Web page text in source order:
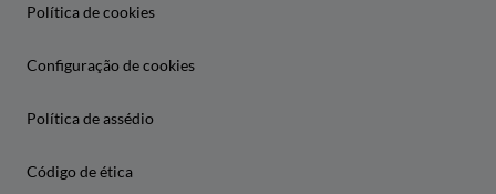
Política de cookies
Configuração de cookies
Política de assédio
Código de ética